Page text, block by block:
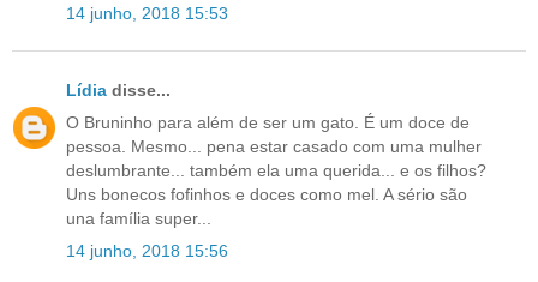
14 junho, 2018 15:53
Lídia disse...
O Bruninho para além de ser um gato. É um doce de
pessoa. Mesmo... pena estar casado com uma mulher
deslumbrante... também ela uma querida... e os filhos?
Uns bonecos fofinhos e doces como mel. A sério são
una família super...
14 junho, 2018 15:56